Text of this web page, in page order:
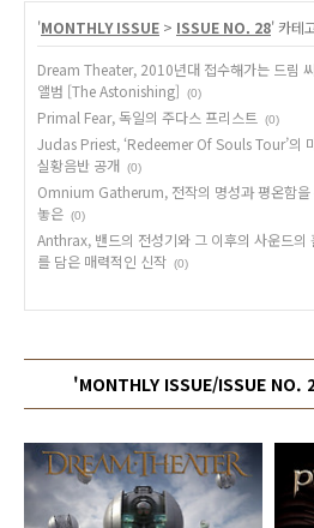
'MONTHLY ISSUE > ISSUE NO. 28' 카테
Dream Theater, 2010년대 접수해가는 드림
앨범 [The Astonishing]
(0)
Primal Fear, 독일의 주다스 프리스트 (0)
Judas Priest, ‘Redeemer Of Souls Tour’의
실황음반 공개 (0)
Omnium Gatherum, 전작의 명성과 평온함을
놓은 (0)
Anthrax, 밴드의 전성기와 그 이후의 사운드의
를 담은 매력적인 신작 (0)
'MONTHLY ISSUE/ISSUE NO.